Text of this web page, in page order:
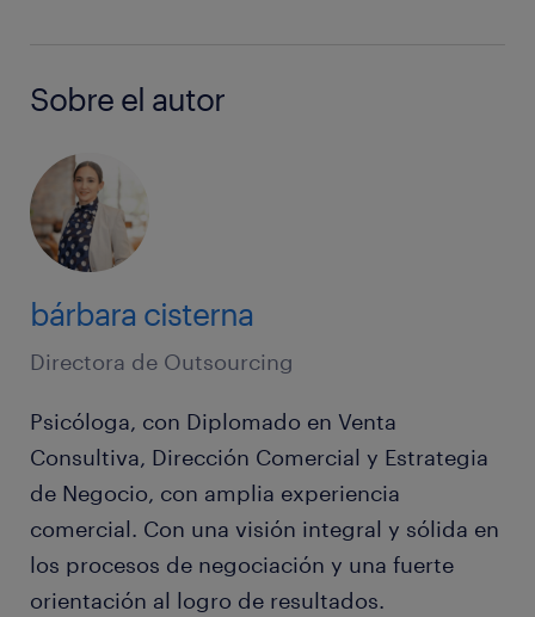
Sobre el autor
bárbara cisterna
Directora de Outsourcing
Psicóloga, con Diplomado en Venta
Consultiva, Dirección Comercial y Estrategia
de Negocio, con amplia experiencia
comercial. Con una visión integral y sólida en
los procesos de negociación y una fuerte
orientación al logro de resultados.